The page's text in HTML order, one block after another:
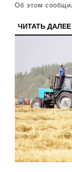
Об этом
ЧИТАТЬ ДАЛЕЕ